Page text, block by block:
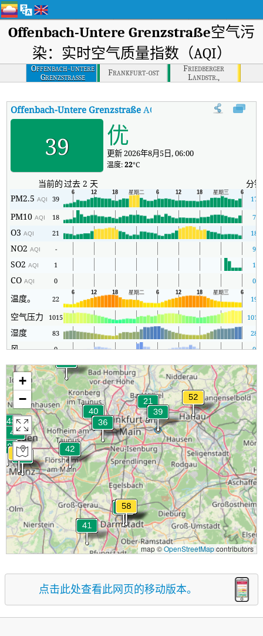
Offenbach-Untere Grenzstraße空气污
染：实时空气质量指数（AQI）
Offenbach-untere
Grenzstrasse
Frankfurt-ost
Friedberger
Landstr.,
Frankfurt
Offenbach-Untere Grenzstraße AQI Offenbach-Untere
39 优
更新 2026年8月5日, 06:00
温度:22°C
当前的过去 2 天
分钟
PM2.5AQI 39 17
PM10AQI 18 7
O3AQI 21 18
NO2AQI - 9
SO2AQI 1 1
COAQI 0 0
温度。 22 19
空气压力 1015 1011
湿度 83 28
风 0 0
+
−
map ©OpenStreetMapcontributors
点击此处查看此网页的移动版本。